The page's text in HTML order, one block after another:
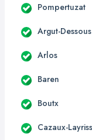
Pompertuzat
Argut-Dessous
Arlos
Baren
Boutx
Cazaux-